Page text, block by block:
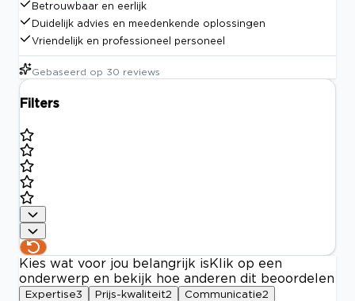
Betrouwbaar en eerlijk
Duidelijk advies en meedenkende oplossingen
Vriendelijk en professioneel personeel
Gebaseerd op 30 reviews
Filters
Kies wat voor jou belangrijk is Klik op een
onderwerp en bekijk hoe anderen dit beoordelen
Expertise3 Prijs-kwaliteit2 Communicatie2